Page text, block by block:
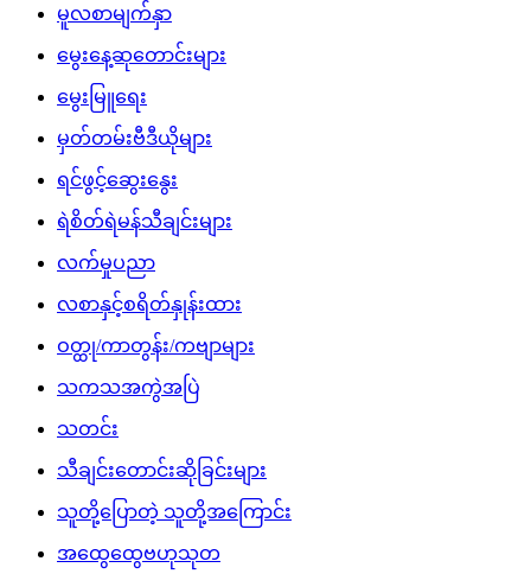
မူလစာမျက်နှာ
မွေးနေ့ဆုတောင်းများ
မွေးမြူရေး
မှတ်တမ်းဗီဒီယိုများ
ရင်ဖွင့်ဆွေးနွေး
ရဲစိတ်ရဲမန်သီချင်းများ
လက်မှုပညာ
လစာနှင့်စရိတ်နှုန်းထား
ဝတ္ထု/ကာတွန်း/ကဗျာများ
သကသအကွဲအပြဲ
သတင်း
သီချင်းတောင်းဆိုခြင်းများ
သူတို့ပြောတဲ့ သူတို့အကြောင်း
အထွေထွေဗဟုသုတ